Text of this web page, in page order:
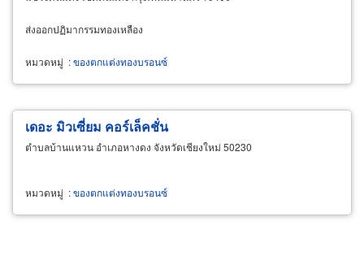
ส่งออกปฏิมากรรมทองเหลือง
หมวดหมู่ :ของตกแต่งทองบรอนซ์
เดอะ มิวเซี่ยม คอร์เล็คชั่น
ตำบลบ้านแหวน อำเภอหางดง จังหวัดเชียงใหม่ 50230
หมวดหมู่ :ของตกแต่งทองบรอนซ์